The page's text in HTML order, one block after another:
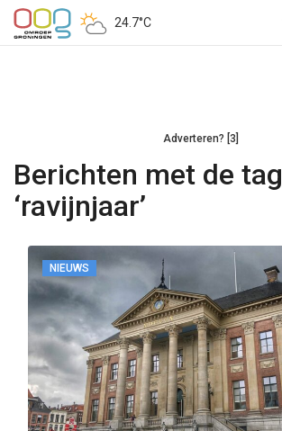
24.7°C
Adverteren? [3]
Berichten met de tag
‘ravijnjaar’
NIEUWS